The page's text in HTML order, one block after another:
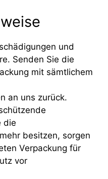
und
Senden Sie die
mit sämtlichem
an uns zurück.
die
besitzen, sorgen
Verpackung für
vor